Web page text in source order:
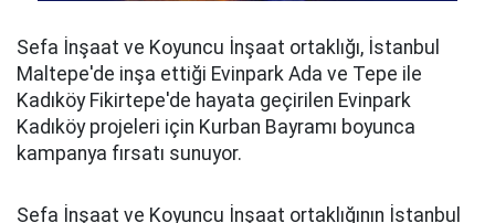
Sefa İnşaat ve Koyuncu İnşaat ortaklığı, İstanbul
Maltepe'de inşa ettiği Evinpark Ada ve Tepe ile
Kadıköy Fikirtepe'de hayata geçirilen Evinpark
Kadıköy projeleri için Kurban Bayramı boyunca
kampanya fırsatı sunuyor.
Sefa İnşaat ve Koyuncu İnşaat ortaklığının İstanbul